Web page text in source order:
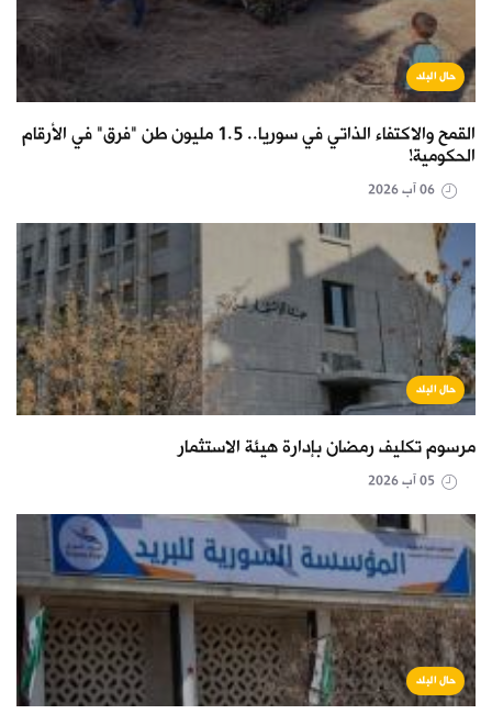
حال البلد
القمح والاكتفاء الذاتي في سوريا.. 1.5 مليون طن "فرق" في الأرقام
الحكومية!
حال البلد
مرسوم تكليف رمضان بإدارة هيئة الاستثمار
حال البلد